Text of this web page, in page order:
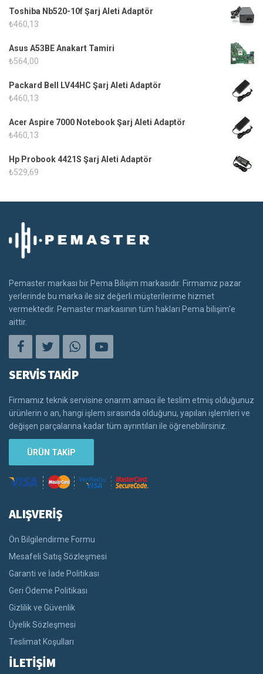
Toshiba Nb520-10f Şarj Aleti Adaptör
₺460,13
Asus A53BE Anakart Tamiri
₺564,00
Packard Bell LV44HC Şarj Aleti Adaptör
₺460,13
Acer Aspire 7000 Notebook Şarj Aleti Adaptör
₺460,13
Hp Probook 4421S Şarj Aleti Adaptör
₺529,69
Pemaster markası bir Pema Bilişim markasıdır. Firmamız pazar
yerlerinde bu marka ile siz değerli müşterilerime hizmet
vermektedir. Pemaster markasının tüm hakları Pema bilişim'e
aittir.
SERVİS TAKİP
Firmamız teknik servisine onarım amacı ile teslim etmiş olduğunuz
ürünlerin o an, hangi işlem sırasında olduğunu, yapılan işlemleri ve
değişen parçalarına kadar tüm ayrıntıları ile öğrenebilirsiniz.
ÜRÜN TAKİP
ALIŞVERİŞ
Ön Bilgilendirme Formu
Mesafeli Satış Sözleşmesi
Garanti ve İade Politikası
Geri Ödeme Politikası
Gizlilik ve Güvenlik
Üyelik Sözleşmesi
Teslimat Koşulları
İLETİŞİM